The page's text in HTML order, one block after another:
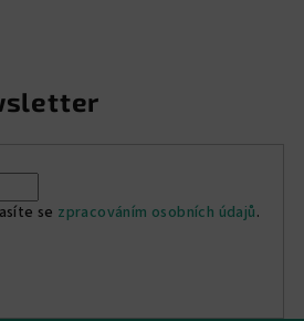
se zpracováním osobních údajů.